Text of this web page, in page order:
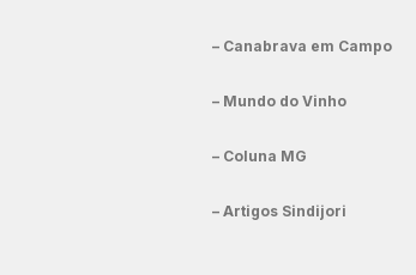
– Canabrava em Campo
– Mundo do Vinho
– Coluna MG
– Artigos Sindijori